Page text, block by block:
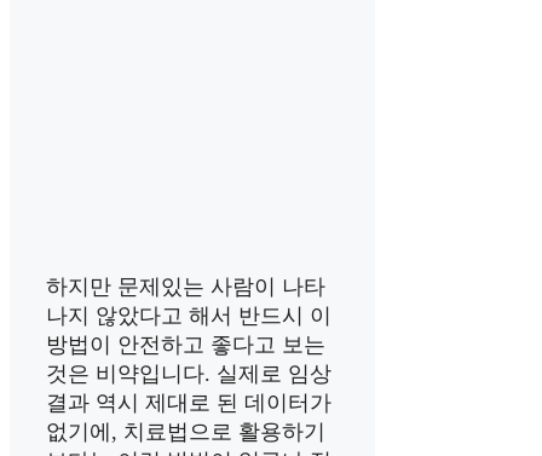
하지만 문제있는 사람이 나타
나지 않았다고 해서 반드시 이
방법이 안전하고 좋다고 보는
것은 비약입니다. 실제로 임상
결과 역시 제대로 된 데이터가
없기에, 치료법으로 활용하기